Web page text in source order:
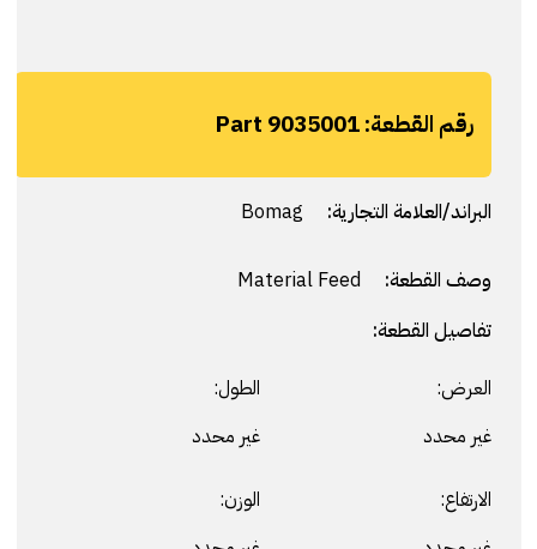
رقم القطعة:Part 9035001
البراند/العلامة التجارية:
وصف القطعة:
تفاصيل القطعة:
العرض:
غير محدد
الطول:
غير محدد
الارتفاع:
الوزن: